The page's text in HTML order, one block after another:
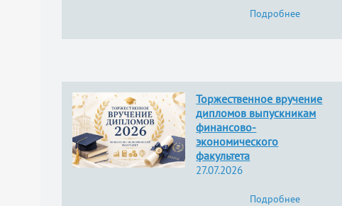
Подробнее
Торжественное вручение
дипломов выпускникам
финансово-
экономического
факультета
27.07.2026
Подробнее